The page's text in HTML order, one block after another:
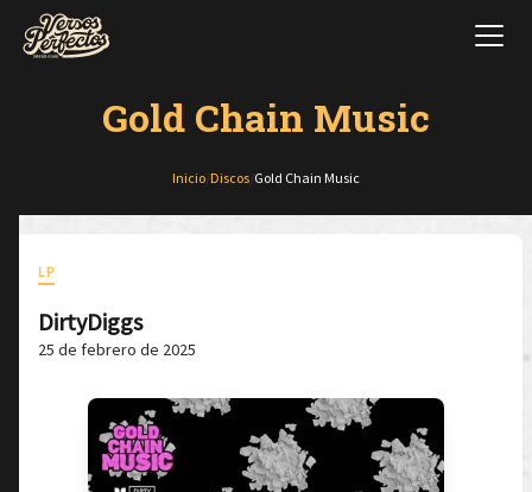
Gold Chain Music
Inicio Discos Gold Chain Music
LP
DirtyDiggs
25 de febrero de 2025